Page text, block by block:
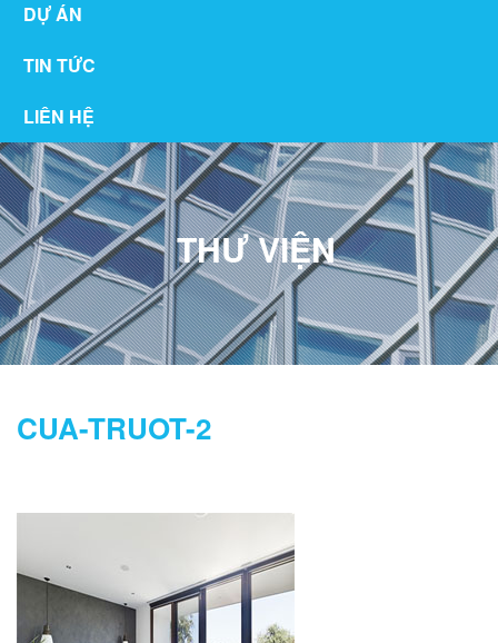
DỰ ÁN
TIN TỨC
LIÊN HỆ
THƯ VIỆN
CUA-TRUOT-2